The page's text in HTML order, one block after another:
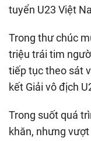
tuyển U23 Việt
Trong thư chúc
triệu trái tim
tiếp tục theo sát
kết Giải vô địch
Trong suốt quá
khăn, nhưng